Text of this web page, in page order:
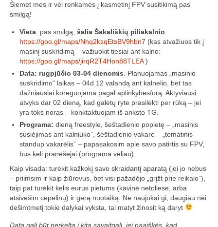
Lenktynės/renginiai
„Savaitės lyga”
Lėktuvų susitikimų taisyklės/dažnių lentelė
LT-FPV
LT-FPV Komanda
Komandos logo
Nuorodos
Draugai
Archyvas
2016 Pirmos lenktynės
Taisyklės
Šiemet mes ir vėl renkamės į kasmetinį FPV susitikimą pas
smilgą!
Vieta: pas smilgą, šalia Šakališkių piliakalnio:
https://goo.gl/maps/Nhq2ksqEtsBV9hbn7 (kas atvažiuos tik į
masinį suskridimą – važiuokit tiesiai ant kalno:
https://goo.gl/maps/jirqR2T4Hon88TLEA)
Data: rugpjūčio 03-04 dienomis . Planuojamas „masinio
suskridimo” laikas – 04d 12 valandą ant kalnelio, bet tas
dažniausiai koreguojama pagal aplinkybes/orą. Aktyviausi
atvyks dar 02 dieną, kad galėtų ryte prasilėkti per rūką – jei
yra toks noras – konktaktuojam iš anksto TG.
Programa: dieną freestyle, šeštadienio popietę – „masinis
susiėjimas ant kalniuko”, šeštadienio vakare – „tematinis
standup vakarėlis” – papasakosim apie savo patirtis su FPV,
bus keli pranešėjai (programa vėliau).
Kaip visada: turėkit kažkokį savo skraidantį aparatą (jei jo nebus
– priimsim ir kaip žiūrovus, bet visi pažadėjo „grįžt prie reikalo”),
taip pat turėkit kelis eurus pietums (kavinė netoliese, arba
atsivešim cepelinų) ir gerą nuotaiką. Ne naujokai gi, daugiau nei
dešimtmetį tokie dalykai vyksta, tai matyt žinosit ką daryt
Data gali būt perkelta į kitą savaitgalį, jei paaiškės, kad